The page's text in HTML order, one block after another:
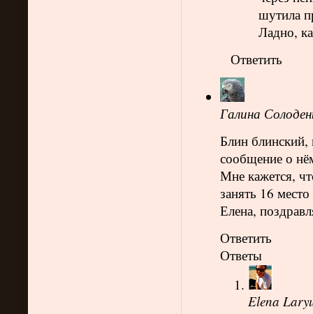
шутила
Ладно,
Ответить
Галина
Блин блинский,
сообщение о
Мне кажется,
занять 16
Елена,
Ответить
Ответы
Elena